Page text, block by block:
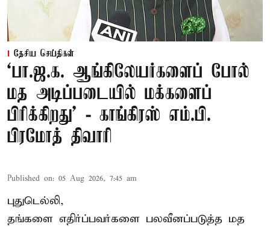
தேசிய செய்திகள்
‘பா.ஜ.க. ஆங்கிலேயர்களைப் போல்
மத அடிப்படையில் மக்களைப்
பிரிக்கிறது’ - காங்கிரஸ் எம்.பி.
பிரமோத் திவாரி
Published on: 05 Aug 2026, 7:45 am
புதுடெல்லி,
தங்களை எதிர்ப்பவர்களை பலவீனப்படுத்த மத